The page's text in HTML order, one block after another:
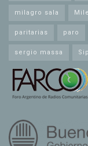
milagro sala
paritarias paro
sergio massa